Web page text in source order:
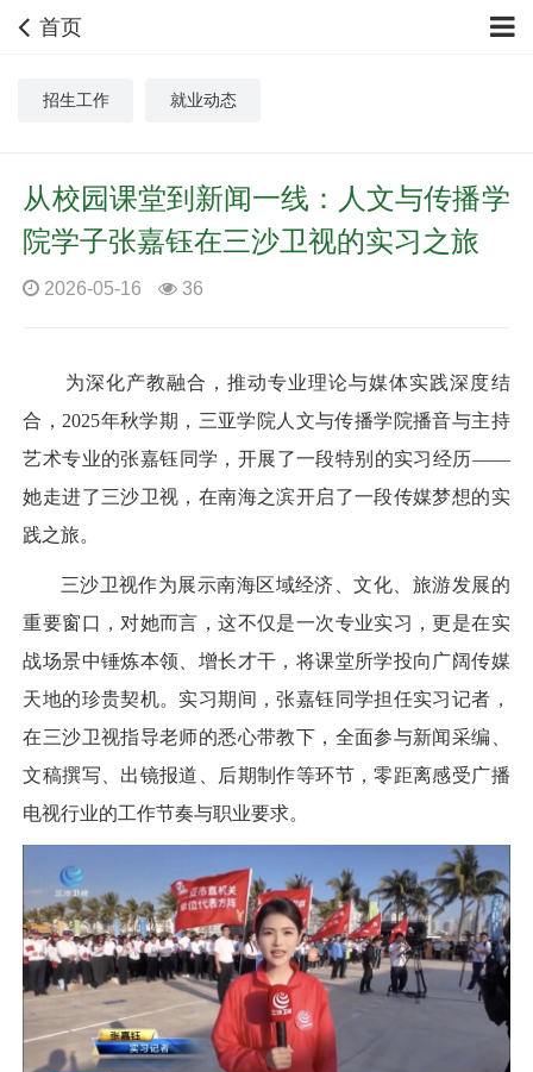
首页
招生工作 就业动态
从校园课堂到新闻一线：人文与传播学
院学子张嘉钰在三沙卫视的实习之旅
2026-05-16 36
为深化产教融合，推动专业理论与媒体实践深度结
合，2025年秋学期，三亚学院人文与传播学院播音与主持
艺术专业的张嘉钰同学，开展了一段特别的实习经历——
她走进了三沙卫视，在南海之滨开启了一段传媒梦想的实
践之旅。
三沙卫视作为展示南海区域经济、文化、旅游发展的
重要窗口，对她而言，这不仅是一次专业实习，更是在实
战场景中锤炼本领、增长才干，将课堂所学投向广阔传媒
天地的珍贵契机。实习期间，张嘉钰同学担任实习记者，
在三沙卫视指导老师的悉心带教下，全面参与新闻采编、
文稿撰写、出镜报道、后期制作等环节，零距离感受广播
电视行业的工作节奏与职业要求。